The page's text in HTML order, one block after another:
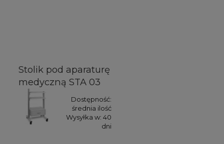
Stolik pod aparaturę
medyczną STA 03
Dostępność:
średnia ilość
Wysyłka w: 40
dni